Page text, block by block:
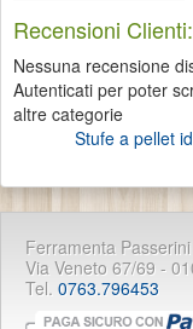
Flavia ...
Diadema
idro...
Recensioni Clienti:
Nessuna recensione
Autenticati per poter
altre categorie
Stufe a pellet
Ferramenta
Via Veneto 67/69 -
Tel. 0763.796453